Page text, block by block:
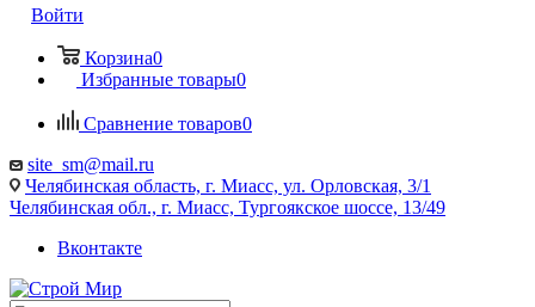
Войти
Корзина0
Избранные товары0
Сравнение товаров0
site_sm@mail.ru
Челябинская область, г. Миасс, ул. Орловская, 3/1
Челябинская обл., г. Миасс, Тургоякское шоссе, 13/49
Вконтакте